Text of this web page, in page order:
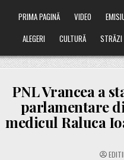
PRIMA PAGINĂ VIDEO
ALEGERI
CULTURĂ STRĂZI
PNL Vrancea a
parlamentare
medicul Raluca